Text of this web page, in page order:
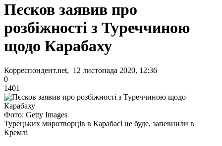
Пєсков заявив про
розбіжності з Туреччиною
щодо Карабаху
Корреспондент.net, 12 листопада 2020, 12:36
0
1401
Фото: Getty Images
Турецьких миротворців в Карабасі не буде, запевнили в
Кремлі